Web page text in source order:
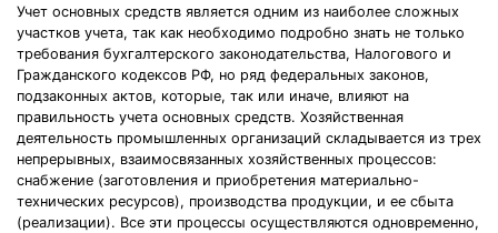
Учет основных средств является одним из наиболее сложных
участков учета, так как необходимо подробно знать не только
требования бухгалтерского законодательства, Налогового и
Гражданского кодексов РФ, но ряд федеральных законов,
подзаконных актов, которые, так или иначе, влияют на
правильность учета основных средств. Хозяйственная
деятельность промышленных организаций складывается из трех
непрерывных, взаимосвязанных хозяйственных процессов:
снабжение (заготовления и приобретения материально-
технических ресурсов), производства продукции, и ее сбыта
(реализации). Все эти процессы осуществляются одновременно,